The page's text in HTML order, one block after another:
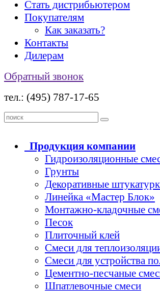
Стать дистрибьютером
Покупателям
Как заказать?
Контакты
Дилерам
Обратный звонок
тел.: (495) 787-17-65
Продукция компании
Гидроизоляционные
Грунты
Декоративные
Линейка «Мастер Блок»
Монтажно-кладочные
Песок
Плиточный клей
Смеси для
Смеси для устройства
Цементно-песчаные
Шпатлевочные смеси